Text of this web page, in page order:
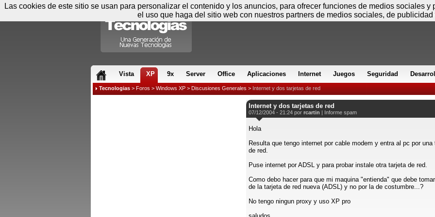
Vista XP 9x Server Office Aplicaciones Internet Juegos Seguridad
Tecnologias > Foros > Windows XP > Discusiones Generales > Internet y dos tarjetas de red
Internet y dos tarjetas de red
07/12/2004 - 21:24 por rcartin | Informe spam
Hola
Resulta que tengo internet por cable modem y entra al pc por una
de red.
Puse internet por ADSL y para probar instale otra tarjeta de red.
Como debo hacer para que mi maquina "entienda" que debe
de la tarjeta de red nueva (ADSL) y no por la de costumbre...?
No tengo ningun proxy y uso XP pro
Las cookies de este sitio se usan para personalizar el contenido y los anuncios, para ofrecer funciones de medios sociales
el uso que haga del sitio web con nuestros partners de medios sociales, de